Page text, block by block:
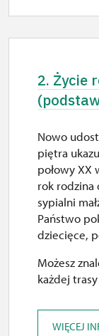
2. Życie
Nowo
piętra
połowy XX
rok rodzina
sypialni
Państwo
dziecięce,
Możesz
każdej
WIĘCEJ